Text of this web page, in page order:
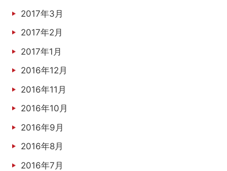
2017年3月
2017年2月
2017年1月
2016年12月
2016年11月
2016年10月
2016年9月
2016年8月
2016年7月